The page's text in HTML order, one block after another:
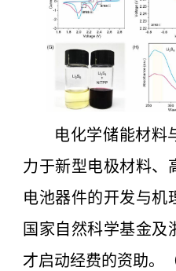
电化学储能材料
力于新型电极材料、
电池器件的开发与机
国家自然科学基金及
才启动经费的资助。